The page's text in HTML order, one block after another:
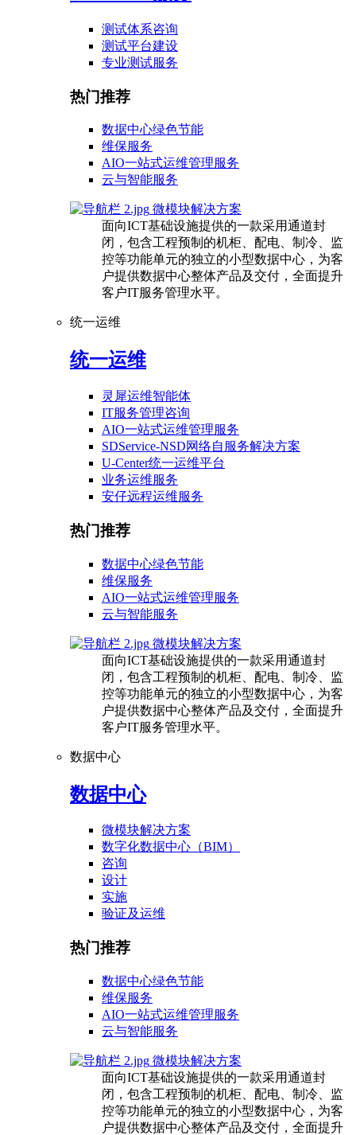
测试体系咨询
测试平台建设
专业测试服务
热门推荐
数据中心绿色节能
维保服务
AIO一站式运维管理服务
云与智能服务
微模块解决方案
面向ICT基础设施提供的一款采用通道封
闭，包含工程预制的机柜、配电、制冷、监
控等功能单元的独立的小型数据中心，为客
户提供数据中心整体产品及交付，全面提升
客户IT服务管理水平。
统一运维
统一运维
灵犀运维智能体
IT服务管理咨询
AIO一站式运维管理服务
SDService-NSD网络自服务解决方案
U-Center统一运维平台
业务运维服务
安仔远程运维服务
热门推荐
数据中心绿色节能
维保服务
AIO一站式运维管理服务
云与智能服务
微模块解决方案
面向ICT基础设施提供的一款采用通道封
闭，包含工程预制的机柜、配电、制冷、监
控等功能单元的独立的小型数据中心，为客
户提供数据中心整体产品及交付，全面提升
客户IT服务管理水平。
数据中心
数据中心
微模块解决方案
数字化数据中心（BIM）
咨询
设计
实施
验证及运维
热门推荐
数据中心绿色节能
维保服务
AIO一站式运维管理服务
云与智能服务
微模块解决方案
面向ICT基础设施提供的一款采用通道封
闭，包含工程预制的机柜、配电、制冷、监
控等功能单元的独立的小型数据中心，为客
户提供数据中心整体产品及交付，全面提升